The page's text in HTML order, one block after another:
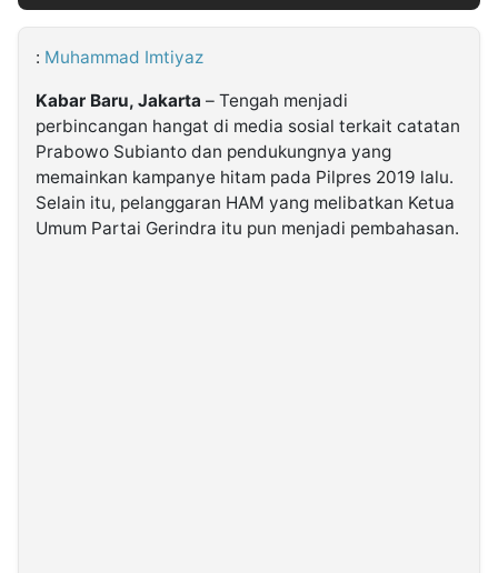
Kabarbaru.co
2026
: Muhammad Imtiyaz
Kabar Baru, Jakarta – Tengah menjadi
perbincangan hangat di media sosial terkait catatan
Prabowo Subianto dan pendukungnya yang
memainkan kampanye hitam pada Pilpres 2019 lalu.
Selain itu, pelanggaran HAM yang melibatkan Ketua
Umum Partai Gerindra itu pun menjadi pembahasan.